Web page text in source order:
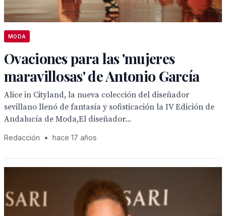
MODA
Ovaciones para las 'mujeres
maravillosas' de Antonio García
Alice in Cityland, la nueva colección del diseñador
sevillano llenó de fantasía y sofisticación la IV Edición de
Andalucía de Moda,El diseñador...
Redacción • hace 17 años